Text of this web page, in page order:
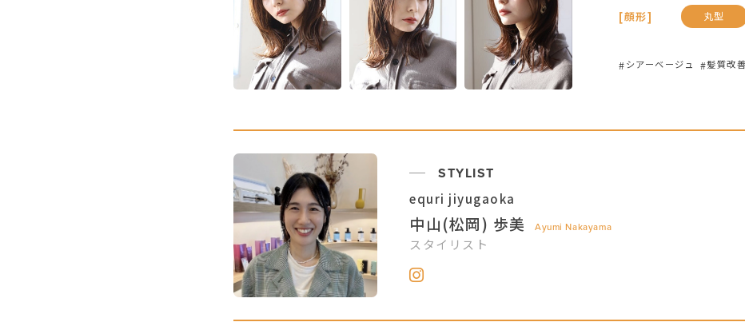
[顔形] 丸型
シアーベージュ 髪質改善
STYLIST
equri jiyugaoka
中山(松岡) 歩美 Ayumi Nakayama
スタイリスト